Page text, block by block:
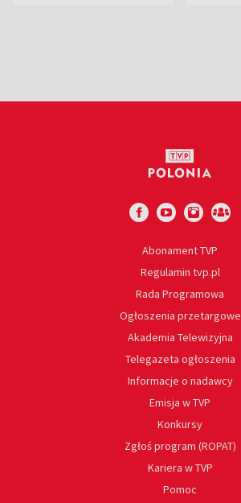
Abonament TVP
Regulamin tvp.pl
Rada Programowa
Ogłoszenia przetargowe
Akademia Telewizyjna
Telegazeta ogłoszenia
Informacje o nadawcy
Emisja w TVP
Konkursy
Zgłoś program (ROPAT)
Kariera w TVP
Pomoc